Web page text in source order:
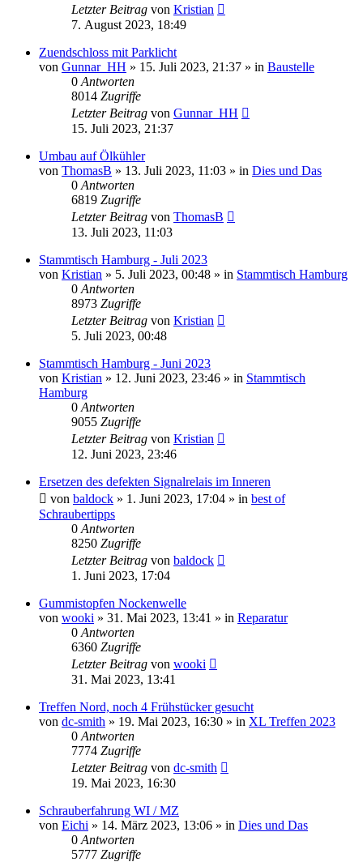
Letzter Beitrag von Kristian
7. August 2023, 18:49
Zuendschloss mit Parklicht
von Gunnar_HH » 15. Juli 2023, 21:37 » in Baustelle
0 Antworten
8014 Zugriffe
Letzter Beitrag von Gunnar_HH
15. Juli 2023, 21:37
Umbau auf Ölkühler
von ThomasB » 13. Juli 2023, 11:03 » in Dies und Das
0 Antworten
6819 Zugriffe
Letzter Beitrag von ThomasB
13. Juli 2023, 11:03
Stammtisch Hamburg - Juli 2023
von Kristian » 5. Juli 2023, 00:48 » in Stammtisch Hamburg
0 Antworten
8973 Zugriffe
Letzter Beitrag von Kristian
5. Juli 2023, 00:48
Stammtisch Hamburg - Juni 2023
von Kristian » 12. Juni 2023, 23:46 » in Stammtisch
Hamburg
0 Antworten
9055 Zugriffe
Letzter Beitrag von Kristian
12. Juni 2023, 23:46
Ersetzen des defekten Signalrelais im Inneren
von baldock » 1. Juni 2023, 17:04 » in best of
Schraubertipps
0 Antworten
8250 Zugriffe
Letzter Beitrag von baldock
1. Juni 2023, 17:04
Gummistopfen Nockenwelle
von wooki » 31. Mai 2023, 13:41 » in Reparatur
0 Antworten
6360 Zugriffe
Letzter Beitrag von wooki
31. Mai 2023, 13:41
Treffen Nord, noch 4 Frühstücker gesucht
von dc-smith » 19. Mai 2023, 16:30 » in XL Treffen 2023
0 Antworten
7774 Zugriffe
Letzter Beitrag von dc-smith
19. Mai 2023, 16:30
Schrauberfahrung WI / MZ
von Eichi » 14. März 2023, 13:06 » in Dies und Das
0 Antworten
5777 Zugriffe